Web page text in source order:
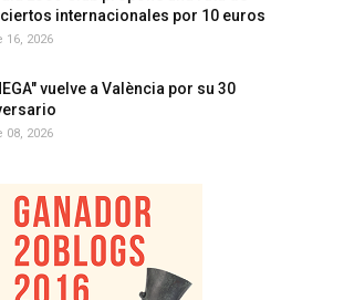
internacionales por 10 euros
16, 2026
vuelve a València por su 30
08, 2026